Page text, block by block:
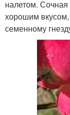
налетом. Сочная
хорошим
семенному